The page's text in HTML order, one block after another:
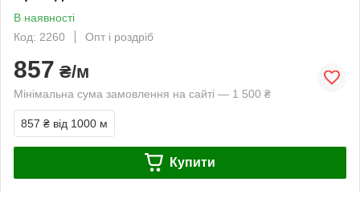
В наявності
Код: 2260
Опт і роздріб
857 ₴/м
Мінімальна сума замовлення на сайті — 1 500 ₴
857 ₴ від 1000 м
Купити